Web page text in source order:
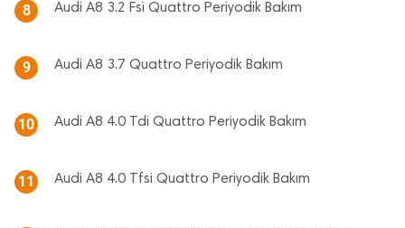
8 Audi A8 3.2 Fsi Quattro Periyodik Bakım
9 Audi A8 3.7 Quattro Periyodik Bakım
10 Audi A8 4.0 Tdi Quattro Periyodik Bakım
11 Audi A8 4.0 Tfsi Quattro Periyodik Bakım